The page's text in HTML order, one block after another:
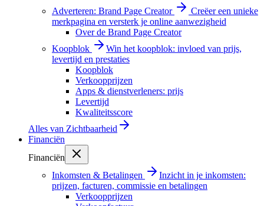
Adverteren: Brand Page Creator
Creëer een unieke
merkpagina en versterk je online aanwezigheid
Over de Brand Page Creator
Koopblok
Win het koopblok: invloed van prijs,
levertijd en prestaties
Koopblok
Verkoopprijzen
Apps & dienstverleners: prijs
Levertijd
Kwaliteitsscore
Alles van Zichtbaarheid
Financiën
Financiën
Inkomsten & Betalingen
Inzicht in je inkomsten:
prijzen, facturen, commissie en betalingen
Verkoopprijzen